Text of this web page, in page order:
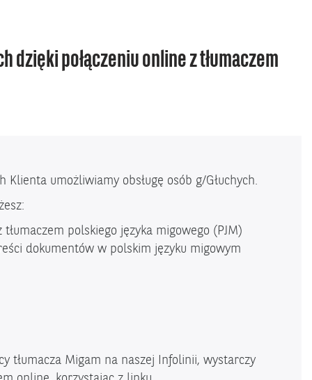
dzięki połączeniu online z tłumaczem
Klienta umożliwiamy obsługę osób g/Głuchych.
tłumaczem polskiego języka migowego (PJM)
dokumentów w polskim języku migowym
tłumacza Migam na naszej Infolinii, wystarczy